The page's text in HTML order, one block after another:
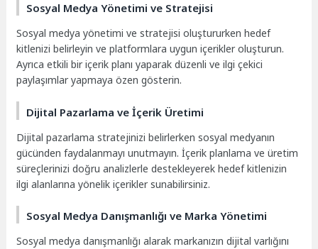
Sosyal Medya Yönetimi ve Stratejisi
Sosyal medya yönetimi ve stratejisi oluştururken hedef
kitlenizi belirleyin ve platformlara uygun içerikler oluşturun.
Ayrıca etkili bir içerik planı yaparak düzenli ve ilgi çekici
paylaşımlar yapmaya özen gösterin.
Dijital Pazarlama ve İçerik Üretimi
Dijital pazarlama stratejinizi belirlerken sosyal medyanın
gücünden faydalanmayı unutmayın. İçerik planlama ve üretim
süreçlerinizi doğru analizlerle destekleyerek hedef kitlenizin
ilgi alanlarına yönelik içerikler sunabilirsiniz.
Sosyal Medya Danışmanlığı ve Marka Yönetimi
Sosyal medya danışmanlığı alarak markanızın dijital varlığını